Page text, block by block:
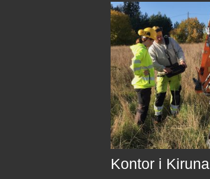
Kontor i Kiruna